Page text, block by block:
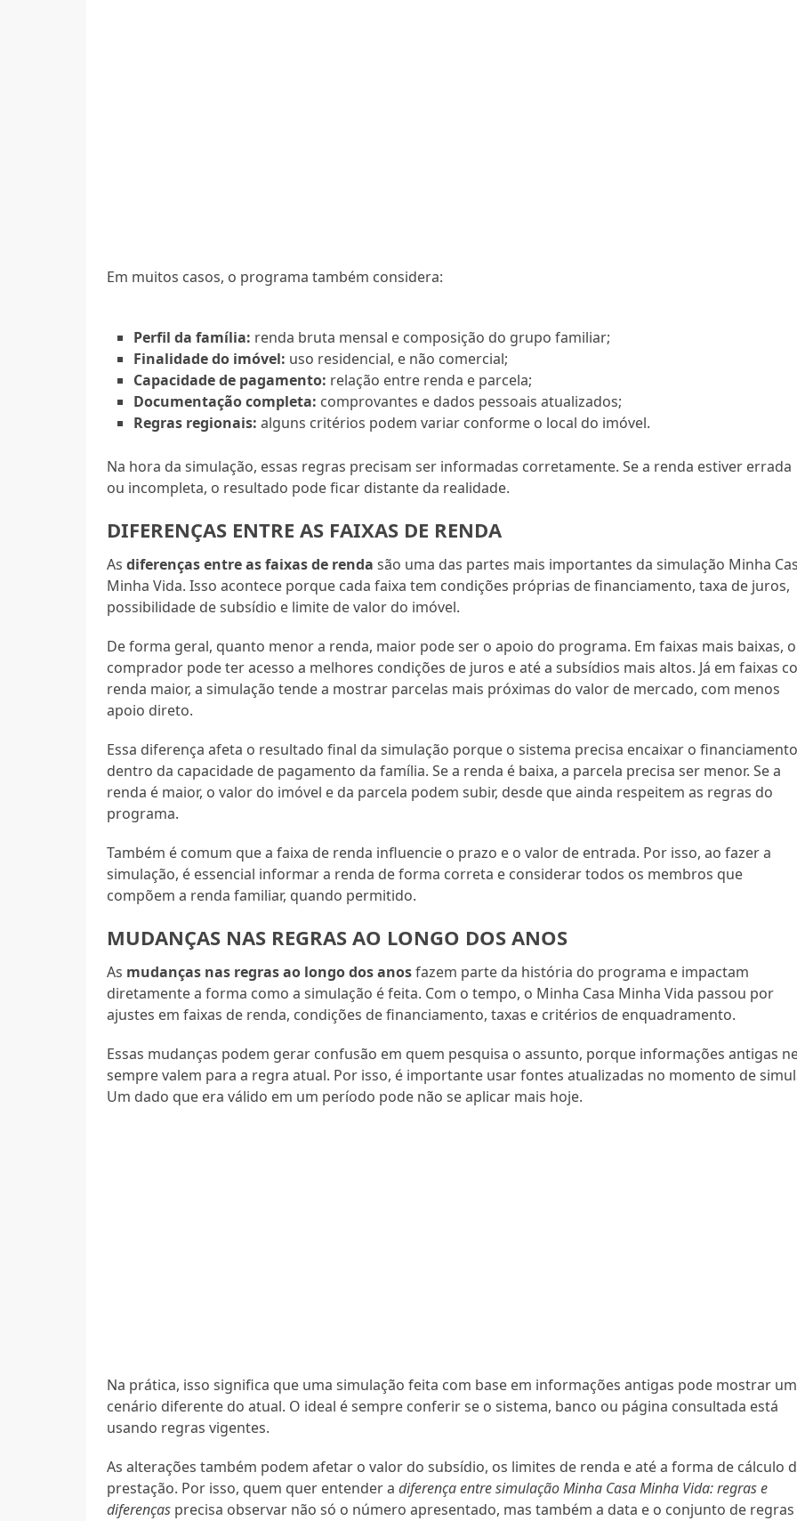
Em muitos casos, o programa também considera:
Perfil da família: renda bruta mensal e composição do grupo familiar;
Finalidade do imóvel: uso residencial, e não comercial;
Capacidade de pagamento: relação entre renda e parcela;
Documentação completa: comprovantes e dados pessoais atualizados;
Regras regionais: alguns critérios podem variar conforme o local do imóvel.
Na hora da simulação, essas regras precisam ser informadas corretamente. Se a renda estiver errada
ou incompleta, o resultado pode ficar distante da realidade.
DIFERENÇAS ENTRE AS FAIXAS DE RENDA
Asdiferenças entre as faixas de renda são uma das partes mais importantes da simulação Minha
Minha Vida. Isso acontece porque cada faixa tem condições próprias de financiamento, taxa de juros,
possibilidade de subsídio e limite de valor do imóvel.
De forma geral, quanto menor a renda, maior pode ser o apoio do programa. Em faixas mais baixas, o
comprador pode ter acesso a melhores condições de juros e até a subsídios mais altos. Já em faixas
renda maior, a simulação tende a mostrar parcelas mais próximas do valor de mercado, com menos
apoio direto.
Essa diferença afeta o resultado final da simulação porque o sistema precisa encaixar o
dentro da capacidade de pagamento da família. Se a renda é baixa, a parcela precisa ser menor. Se a
renda é maior, o valor do imóvel e da parcela podem subir, desde que ainda respeitem as regras do
programa.
Também é comum que a faixa de renda influencie o prazo e o valor de entrada. Por isso, ao fazer a
simulação, é essencial informar a renda de forma correta e considerar todos os membros que
compõem a renda familiar, quando permitido.
MUDANÇAS NAS REGRAS AO LONGO DOS ANOS
As mudanças nas regras ao longo dos anosfazem parte da história do programa e impactam
diretamente a forma como a simulação é feita. Com o tempo, o Minha Casa Minha Vida passou por
ajustes em faixas de renda, condições de financiamento, taxas e critérios de enquadramento.
Essas mudanças podem gerar confusão em quem pesquisa o assunto, porque informações antigas
sempre valem para a regra atual. Por isso, é importante usar fontes atualizadas no momento de
Um dado que era válido em um período pode não se aplicar mais hoje.
Na prática, isso significa que uma simulação feita com base em informações antigas pode mostrar um
cenário diferente do atual. O ideal é sempre conferir se o sistema, banco ou página consultada está
usando regras vigentes.
As alterações também podem afetar o valor do subsídio, os limites de renda e até a forma de cálculo
prestação. Por isso, quem quer entender adiferença entre simulação Minha Casa Minha Vida: regras e
diferenças precisa observar não só o número apresentado, mas também a data e o conjunto de regras